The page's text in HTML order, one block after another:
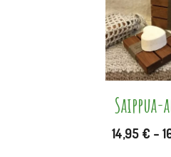
Saippua-
14,95 € –
tuotteella
on
useampi
Voit
valinnat